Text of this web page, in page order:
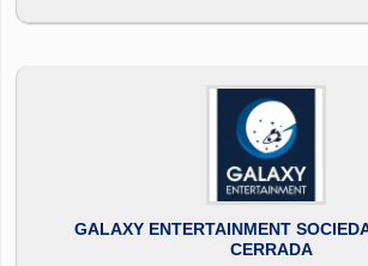
GALAXY ENTERTAINMENT
CERRADA